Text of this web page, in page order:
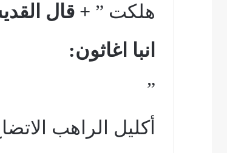
هلكت ” + قال
انبا اغاثون:
”
أكليل الراهب